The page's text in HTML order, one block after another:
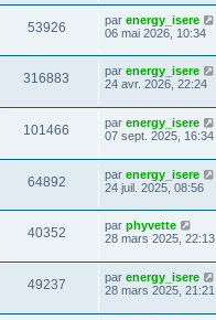
53926 par energy_isere
06 mai 2026, 10:34
316883 par energy_isere
24 avr. 2026, 22:24
101466 par energy_isere
07 sept. 2025, 16:34
64892 par energy_isere
24 juil. 2025, 08:56
40352 par phyvette
28 mars 2025, 22:13
49237 par energy_isere
28 mars 2025, 21:21